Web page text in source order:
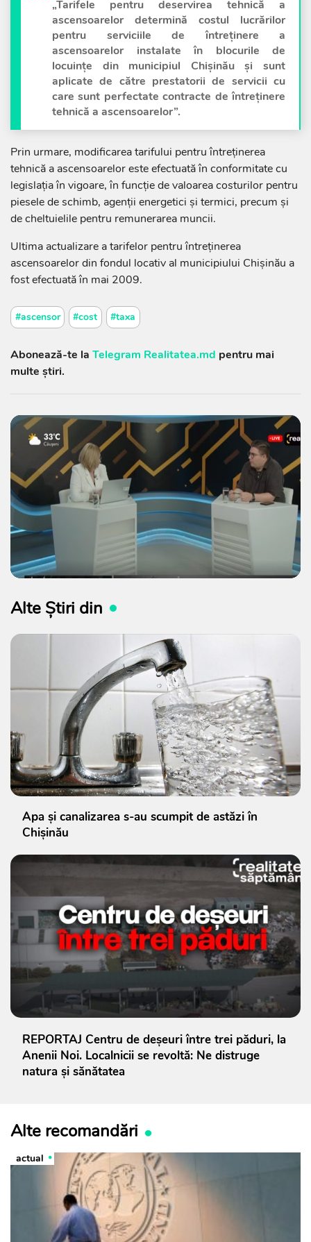
„Tarifele pentru deservirea tehnică a
ascensoarelor determină costul lucrărilor
pentru serviciile de întreținere a
ascensoarelor instalate în blocurile de
locuințe din municipiul Chișinău și sunt
aplicate de către prestatorii de servicii cu
care sunt perfectate contracte de întreținere
tehnică a ascensoarelor”.
Prin urmare, modificarea tarifului pentru întreținerea
tehnică a ascensoarelor este efectuată în conformitate cu
legislația în vigoare, în funcție de valoarea costurilor pentru
piesele de schimb, agenții energetici și termici, precum și
de cheltuielile pentru remunerarea muncii.
Ultima actualizare a tarifelor pentru întreținerea
ascensoarelor din fondul locativ al municipiului Chișinău a
fost efectuată în mai 2009.
#ascensor #cost #taxa
Abonează-te la Telegram Realitatea.md pentru mai
multe știri.
Alte Știri din
Apa și canalizarea s-au scumpit de astăzi în
Chișinău
REPORTAJ Centru de deșeuri între trei păduri, la
Anenii Noi. Localnicii se revoltă: Ne distruge
natura și sănătatea
Alte recomandări
actual